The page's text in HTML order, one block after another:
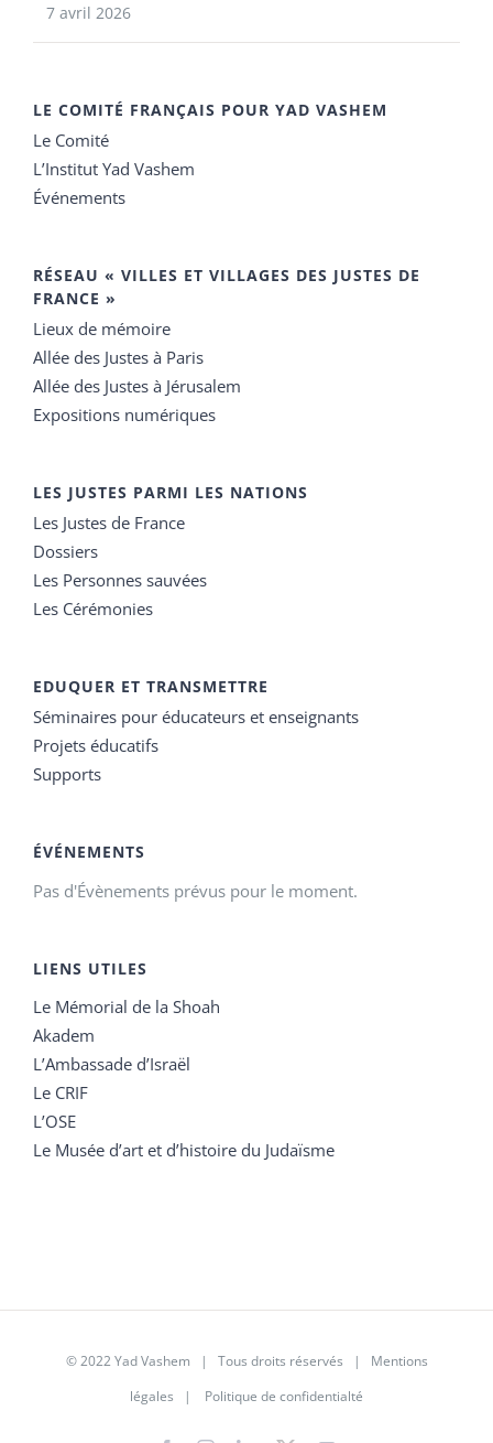
7 avril 2026
LE COMITÉ FRANÇAIS POUR YAD VASHEM
Le Comité
L’Institut Yad Vashem
Événements
RÉSEAU « VILLES ET VILLAGES DES JUSTES DE
FRANCE »
Lieux de mémoire
Allée des Justes à Paris
Allée des Justes à Jérusalem
Expositions numériques
LES JUSTES PARMI LES NATIONS
Les Justes de France
Dossiers
Les Personnes sauvées
Les Cérémonies
EDUQUER ET TRANSMETTRE
Séminaires pour éducateurs et enseignants
Projets éducatifs
Supports
ÉVÉNEMENTS
Pas d'Évènements prévus pour le moment.
LIENS UTILES
Le Mémorial de la Shoah
Akadem
L’Ambassade d’Israël
Le CRIF
L’OSE
Le Musée d’art et d’histoire du Judaïsme
© 2022 Yad Vashem | Tous droits réservés | Mentions
légales | Politique de confidentialté